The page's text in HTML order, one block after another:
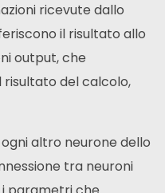
ricevute dallo
il risultato allo
output, che
del calcolo,
altro neurone dello
tra neuroni